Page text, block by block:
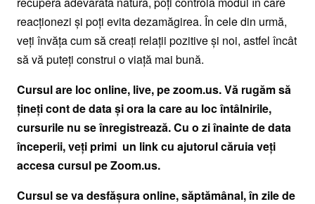
reacţionezi şi poţi evita dezamăgirea. În cele din urmă,
veţi învăţa cum să creaţi relaţii pozitive şi noi, astfel încât
să vă puteţi construi o viaţă mai bună.
Cursul are loc online, live, pe zoom.us. Vă rugăm să
ţineţi cont de data şi ora la care au loc întâlnirile,
cursurile nu se înregistrează. Cu o zi înainte de data
începerii, veţi primi un link cu ajutorul căruia veţi
accesa cursul pe Zoom.us.
Cursul se va desfăşura online, săptămânal, în zile de